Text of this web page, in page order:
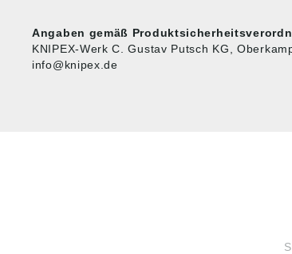
Angaben gemäß
KNIPEX-Werk C. Gustav Putsch KG,
info@knipex.de